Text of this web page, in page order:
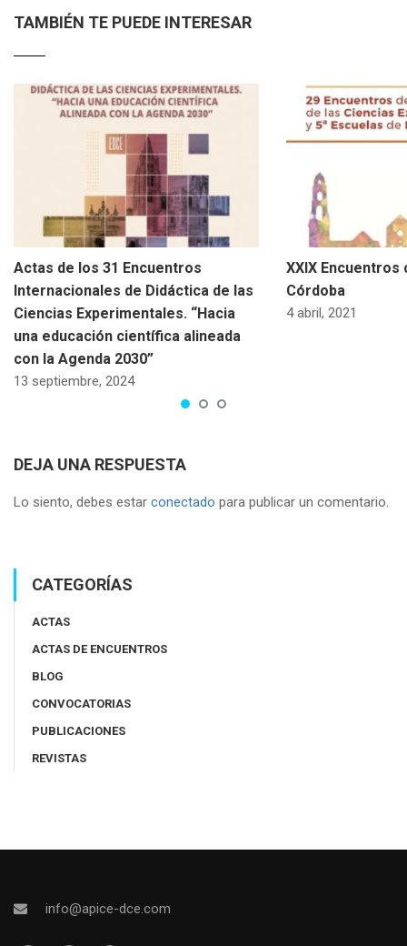
TAMBIÉN TE PUEDE INTERESAR
Actas de los 31 Encuentros
Internacionales de Didáctica de las
Ciencias Experimentales. “Hacia
una educación científica alineada
con la Agenda 2030”
13 septiembre, 2024
XXIX
Córdoba
4 abril, 2021
DEJA UNA RESPUESTA
Lo siento, debes estar conectado para publicar un comentario.
CATEGORÍAS
ACTAS
ACTAS DE ENCUENTROS
BLOG
CONVOCATORIAS
PUBLICACIONES
REVISTAS
info@apice-dce.com